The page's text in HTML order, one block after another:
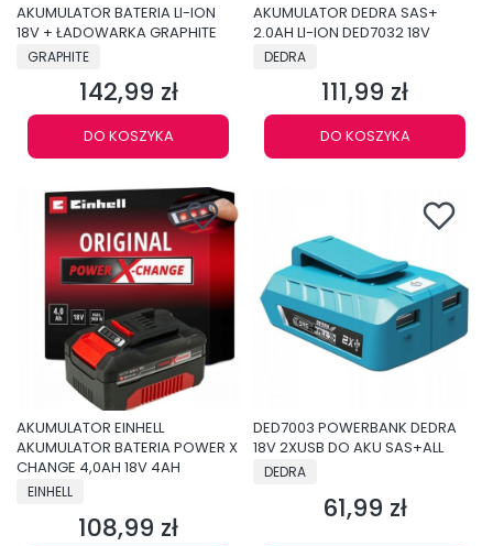
AKUMULATOR BATERIA LI-ION
18V + ŁADOWARKA GRAPHITE
PRODUCENT
GRAPHITE
Cena
142,99 zł
DO KOSZYKA
AKUMULATOR DEDRA SAS+
2.0AH LI-ION DED7032 18V
PRODUCENT
DEDRA
Cena
111,99 zł
DO KOSZYKA
AKUMULATOR EINHELL
AKUMULATOR BATERIA POWER X
CHANGE 4,0AH 18V 4AH
PRODUCENT
EINHELL
Cena
108,99 zł
DED7003 POWERBANK DEDRA
18V 2XUSB DO AKU SAS+ALL
PRODUCENT
DEDRA
Cena
61,99 zł